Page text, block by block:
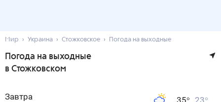
Мир Украина Стожковское Погода на выходные
Погода на выходные
в Стожковском
Завтра 35° 23°